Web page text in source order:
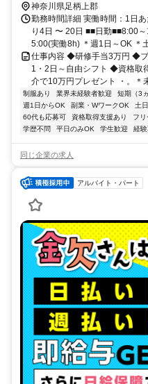
神奈川県足柄上郡
勤務時間詳細 実働時間：1日
り4日 〜 20日 ■■日勤■■8:00
5:00(実働8h) ＊週1日～OK ＊
仕事内容 ◆研修手当3万円 ◆
1・2日～自由シフト ◆資格
介で10万円プレゼント ・。
制服あり 業界未経験者歓迎 短期（3
週1日からOK
副業・WワークOK 土
60代も応募可
資格取得支援あり フ
学歴不問
平日のみOK 学生歓迎 経
同じ企業の求人
アルバイト・パート